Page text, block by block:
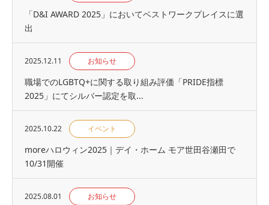
「D&I AWARD 2025」においてベストワークプレイスに選
出
2025.12.11 お知らせ
職場でのLGBTQ+に関する取り組み評価「PRIDE指標
2025」にてシルバー認定を取...
2025.10.22 イベント
moreハロウィン2025｜デイ・ホーム モア世田谷瀬田で
10/31開催
2025.08.01 お知らせ